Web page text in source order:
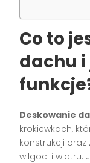
Co to
dachu i
Deskowanie
krokiewkach,
konstrukcji
wilgoci i wiatru.